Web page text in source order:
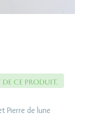
ce produit.
Pierre de lune